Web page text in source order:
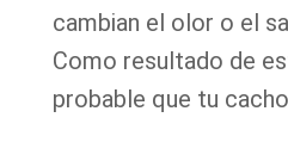
cambian el olor o el
Como resultado de
probable que tu